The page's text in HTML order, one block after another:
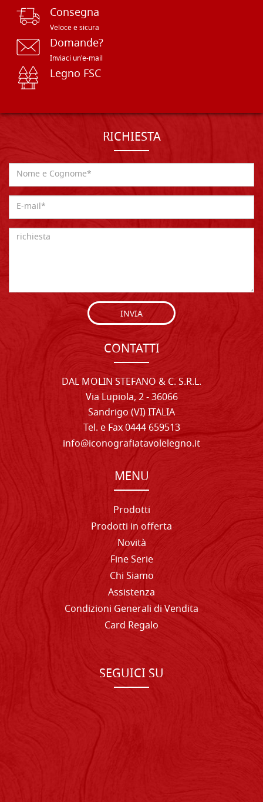
Consegna
Veloce e sicura
Domande?
Inviaci un'e-mail
Legno FSC
RICHIESTA
INVIA
CONTATTI
DAL MOLIN STEFANO & C. S.R.L.
Via Lupiola, 2 - 36066
Sandrigo (VI) ITALIA
Tel. e Fax 0444 659513
info@iconografiatavolelegno.it
MENU
Prodotti
Prodotti in offerta
Novità
Fine Serie
Chi Siamo
Assistenza
Condizioni Generali di Vendita
Card Regalo
SEGUICI SU